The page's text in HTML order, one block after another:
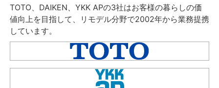
TOTO、DAIKEN、YKK APの3社はお客様の暮らしの価
値向上を目指して、リモデル分野で2002年から業務提携
しています。